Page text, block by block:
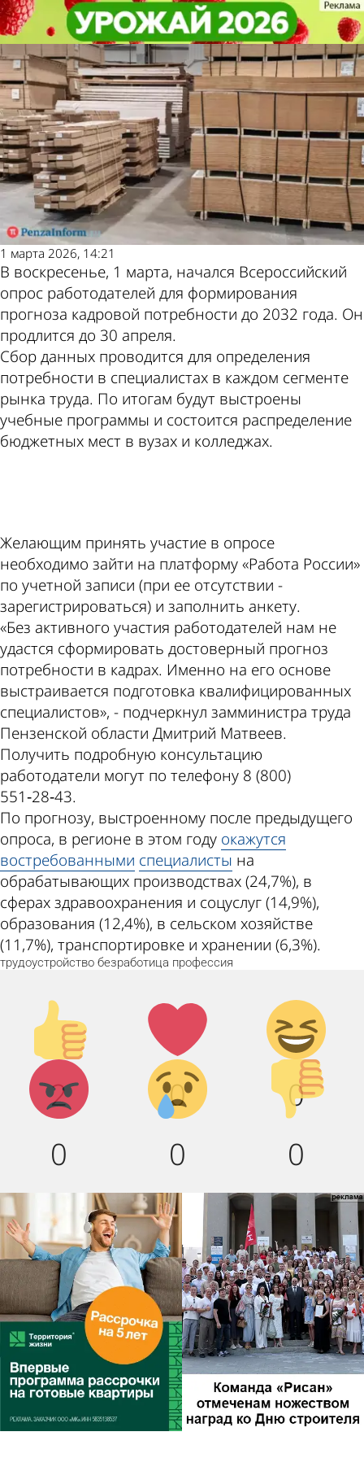
Пензенские работодатели могут
заявить о потребностях в кадрах
Общество
1 марта 2026, 14:21
В воскресенье, 1 марта, начался Всероссийский
опрос работодателей для формирования
прогноза кадровой потребности до 2032 года. Он
продлится до 30 апреля.
Сбор данных проводится для определения
потребности в специалистах в каждом сегменте
рынка труда. По итогам будут выстроены
учебные программы и состоится распределение
бюджетных мест в вузах и колледжах.
Желающим принять участие в опросе
необходимо зайти на платформу «Работа России»
по учетной записи (при ее отсутствии -
зарегистрироваться) и заполнить анкету.
«Без активного участия работодателей нам не
удастся сформировать достоверный прогноз
потребности в кадрах. Именно на его основе
выстраивается подготовка квалифицированных
специалистов», - подчеркнул замминистра труда
Пензенской области Дмитрий Матвеев.
Получить подробную консультацию
работодатели могут по телефону 8 (800)
551‑28‑43.
По прогнозу, выстроенному после предыдущего
опроса, в регионе в этом году окажутся
востребованными специалисты на
обрабатывающих производствах (24,7%), в
сферах здравоохранения и соцуслуг (14,9%),
образования (12,4%), в сельском хозяйстве
(11,7%), транспортировке и хранении (6,3%).
трудоустройство безработица профессия
Палец
вверх!
2
Лайк!
0
Дикий
смех!
0
Агрессия!
0
Грусть :
(
0
Палец
вниз!
0
Пензенские работодатели могут
заявить о потребностях в кадрах
Общество
Другие новости по
теме
Погода и курсы
валют в Пензе